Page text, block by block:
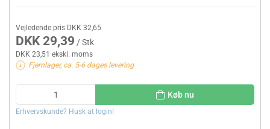
Vejledende pris DKK 32,65
DKK 29,39 / Stk
DKK 23,51 ekskl. moms
Fjernlager, ca. 5-6 dages levering
Køb nu
Erhvervskunde? Husk at login!